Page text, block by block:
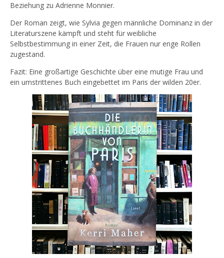
Beziehung zu Adrienne Monnier.
Der Roman zeigt, wie Sylvia gegen männliche Dominanz in der
Literaturszene kämpft und steht für weibliche
Selbstbestimmung in einer Zeit, die Frauen nur enge Rollen
zugestand.
Fazit: Eine großartige Geschichte über eine mutige Frau und
ein umstrittenes Buch eingebettet im Paris der wilden 20er.